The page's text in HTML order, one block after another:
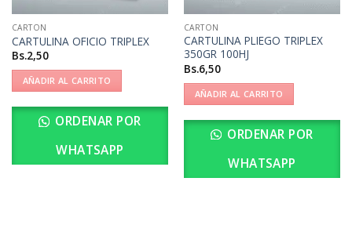
CARTON
CARTULINA OFICIO TRIPLEX
Bs.2,50
AÑADIR AL CARRITO
ORDENAR POR
WHATSAPP
CARTON
CARTULINA PLIEGO TRIPLEX
350GR 100HJ
Bs.6,50
AÑADIR AL CARRITO
ORDENAR POR
WHATSAPP